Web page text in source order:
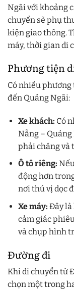
Ngãi với khoảng
chuyển sẽ phụ
kiện giao thông.
máy, thời gian di
Phương tiện
Có nhiều
đến Quảng Ngãi:
Xe khách: Có
Nẵng –
phải chăng và
Ô tô riêng:
động hơn
nơi thú vị dọc
Xe máy: Đây là
cảm giác
và chụp hình
Đường đi
Khi di chuyển từ
chọn một trong